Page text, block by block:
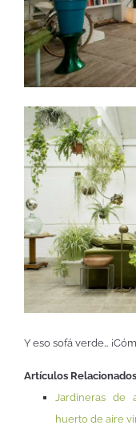
Y eso sofá verde…
Artículos Relacionados
Jardineras de
huerto de aire